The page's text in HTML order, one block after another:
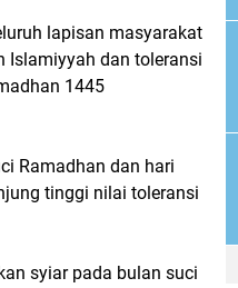
lapisan masyarakat
Islamiyyah dan toleransi
1445
Ramadhan dan hari
tinggi nilai toleransi
syiar pada bulan suci